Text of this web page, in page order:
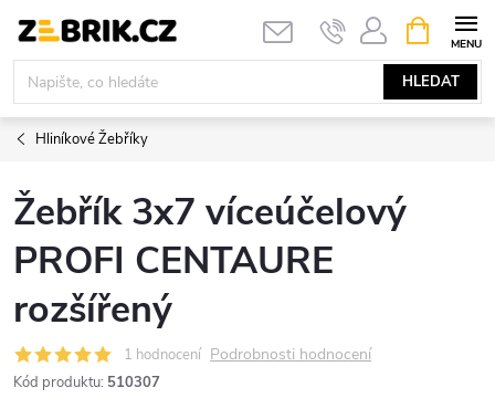
obsah
HLEDAT
NÁKUPNÍ
KOŠÍK
Hliníkové Žebříky
Žebřík 3x7 víceúčelový
PROFI CENTAURE
rozšířený
1 hodnocení Podrobnosti hodnocení
Kód produktu: 510307